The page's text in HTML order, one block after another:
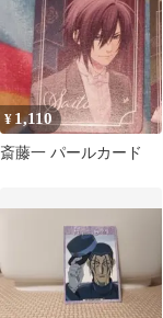
¥ 1,110
斎藤一 パールカード